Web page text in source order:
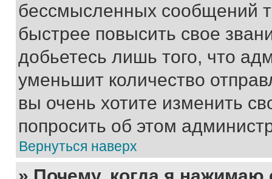
бессмысленных сообщений
быстрее повысить свое
добьетесь лишь того, что
уменьшит количество
вы очень хотите изменить
попросить об этом
Вернуться наверх